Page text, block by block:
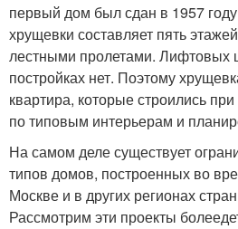
первый дом был сдан в 1957
хрущевки составляет пять
лестными пролетами. Лифтовых
постройках нет. Поэтому
квартира, которые строились
по типовым интерьерам и
На самом деле существует
типов домов, построенных во
Москве и в других регионах
Рассмотрим эти проекты